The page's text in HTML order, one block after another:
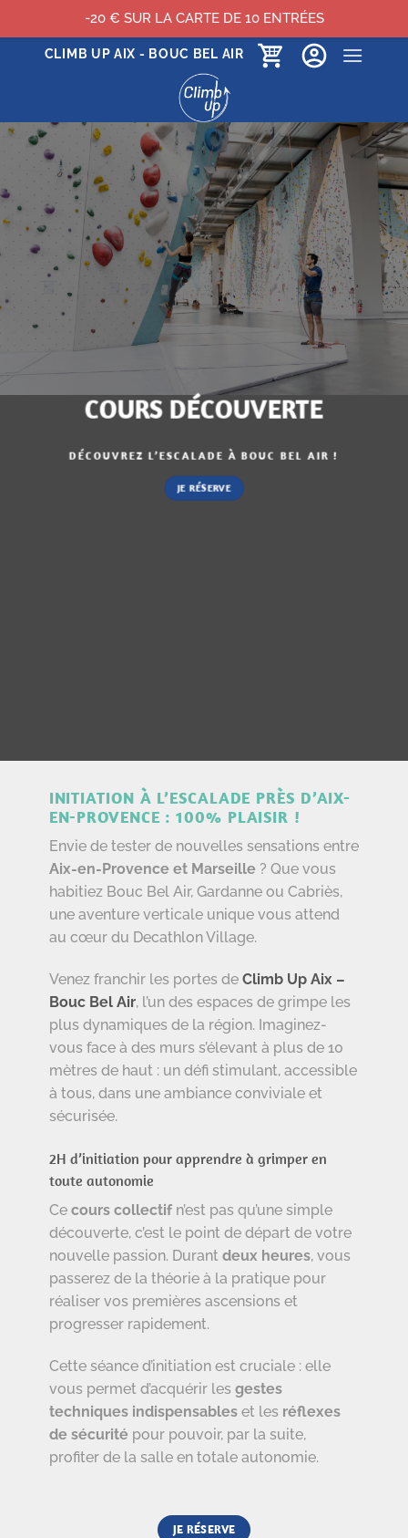
PasserCLIMB UP AIX - BOUC BEL AIR
COURS DÉCOUVERTE
DÉCOUVREZ L’ESCALADE À BOUC BEL AIR !
JE RÉSERVE
INITIATION À L’ESCALADE PRÈS D’AIX-
EN-PROVENCE : 100% PLAISIR !
Envie de tester de nouvelles sensations entre
Aix-en-Provence et Marseille ? Que vous
habitiez Bouc Bel Air, Gardanne ou Cabriès,
une aventure verticale unique vous attend
au cœur du Decathlon Village.
Venez franchir les portes de Climb Up Aix –
Bouc Bel Air, l’un des espaces de grimpe les
plus dynamiques de la région. Imaginez-
vous face à des murs s’élevant à plus de 10
mètres de haut : un défi stimulant, accessible
à tous, dans une ambiance conviviale et
sécurisée.
2H d’initiation pour apprendre à grimper en
toute autonomie
Ce cours collectifn’est pas qu’une simple
découverte, c’est le point de départ de votre
nouvelle passion. Durant deux heures, vous
passerez de la théorie à la pratique pour
réaliser vos premières ascensions et
progresser rapidement.
Cette séance d’initiation est cruciale : elle
vous permet d’acquérir les gestes
techniques indispensableset les réflexes
de sécurité pour pouvoir, par la suite,
profiter de la salle en totale autonomie.
JE RÉSERVE
-20 € SUR LA CARTE DE 10 ENTRÉES